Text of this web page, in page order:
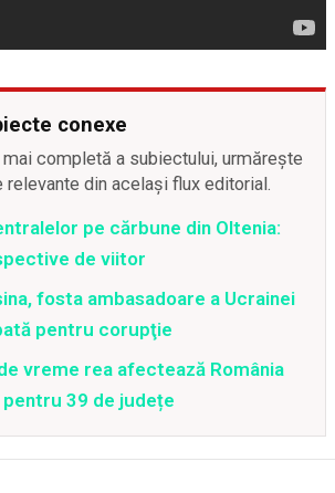
conexe
completă a subiectului, urmărește
din același flux editorial.
pe cărbune din Oltenia:
de viitor
fosta ambasadoare a Ucrainei
pentru corupţie
vreme rea afectează România
39 de județe